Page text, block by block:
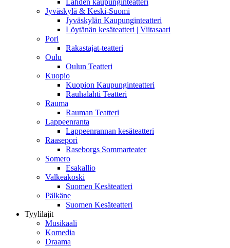
Lahden kaupunginteatteri
Jyväskylä & Keski-Suomi
Jyväskylän Kaupunginteatteri
Löytänän kesäteatteri | Viitasaari
Pori
Rakastajat-teatteri
Oulu
Oulun Teatteri
Kuopio
Kuopion Kaupunginteatteri
Rauhalahti Teatteri
Rauma
Rauman Teatteri
Lappeenranta
Lappeenrannan kesäteatteri
Raasepori
Raseborgs Sommarteater
Somero
Esakallio
Valkeakoski
Suomen Kesäteatteri
Pälkäne
Suomen Kesäteatteri
Tyylilajit
Musikaali
Komedia
Draama